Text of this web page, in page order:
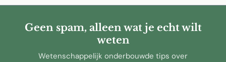
Geen spam, alleen wat je echt wilt
weten
Wetenschappelijk onderbouwde tips over